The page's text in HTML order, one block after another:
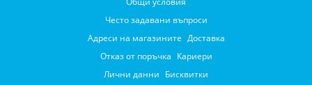
Често задавани въпроси
Адреси на магазините Доставка
Отказ от поръчка Кариери
Лични данни Бисквитки